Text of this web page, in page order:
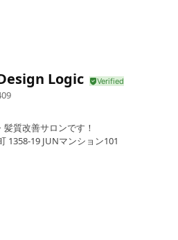
Logic
質改善サロンです！
1358-19 JUNマンション101